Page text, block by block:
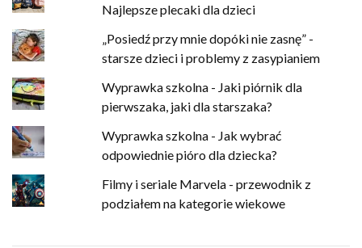
Najlepsze plecaki dla dzieci
„Posiedź przy mnie dopóki nie zasnę” -
starsze dzieci i problemy z zasypianiem
Wyprawka szkolna - Jaki piórnik dla
pierwszaka, jaki dla starszaka?
Wyprawka szkolna - Jak wybrać
odpowiednie pióro dla dziecka?
Filmy i seriale Marvela - przewodnik z
podziałem na kategorie wiekowe